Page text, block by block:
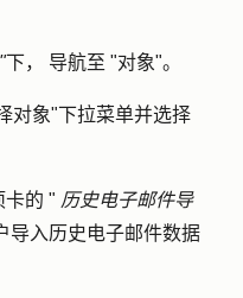
下， 导航至 "对象"。
对象"下拉菜单并选择
卡的 " 历史电子邮件导
导入历史电子邮件数据